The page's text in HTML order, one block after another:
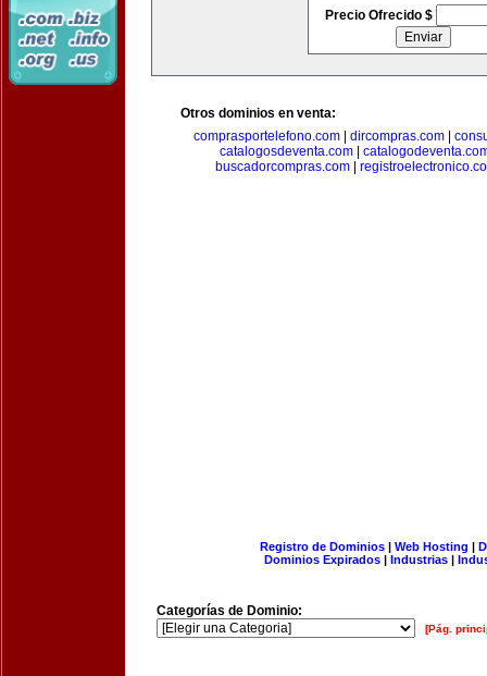
Precio Ofrecido $
Otros dominios en venta:
comprasportelefono.com
dircompras.com
catalogosdeventa.com
buscadorcompras.com
Registro de Dominios| Web Hosting |
Dominios Expirados | Industrias |
Categorías de Dominio:
[Pág.